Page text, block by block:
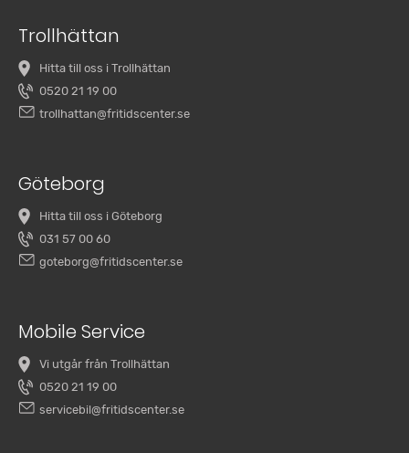
Trollhättan
Hitta till oss i Trollhättan
0520 21 19 00
trollhattan@fritidscenter.se
Göteborg
Hitta till oss i Göteborg
031 57 00 60
goteborg@fritidscenter.se
Mobile Service
Vi utgår från Trollhättan
0520 21 19 00
servicebil@fritidscenter.se